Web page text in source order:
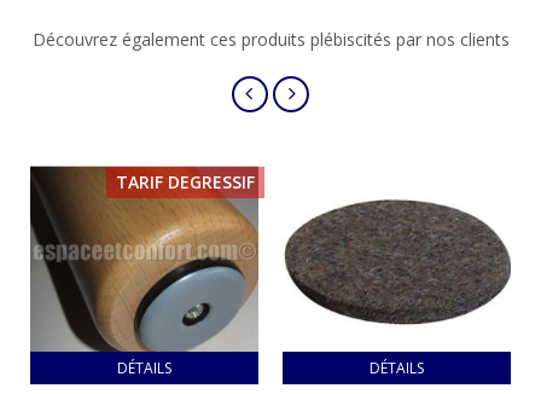
Découvrez également ces produits plébiscités par nos clients
DÉTAILS
TARIF DEGRESSIF
DÉTAILS